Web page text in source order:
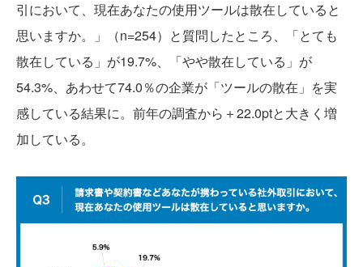
引において、現在あなたの使用ツールは散在していると
思いますか。」（n=254）と質問したところ、「とても
散在している」が19.7%、「やや散在している」が
54.3%、あわせて74.0％の企業が「ツールの散在」を実
感している結果に。前年の調査から＋22.0ptと大きく増
加している。